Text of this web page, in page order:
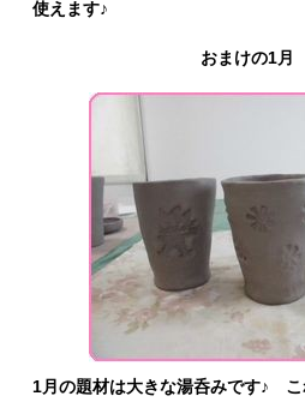
使えます♪
おまけの1月
1月の題材は大きな湯呑みです♪